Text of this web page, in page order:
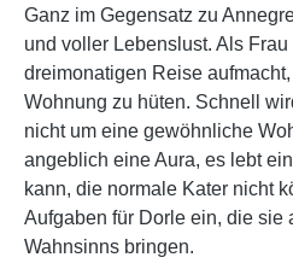
Ganz im Gegensatz zu
und voller Lebenslust. Als
dreimonatigen Reise
Wohnung zu hüten. Schnell
nicht um eine gewöhnliche
angeblich eine Aura, es lebt
kann, die normale Kater nicht
Aufgaben für Dorle ein, die sie
Wahnsinns bringen.